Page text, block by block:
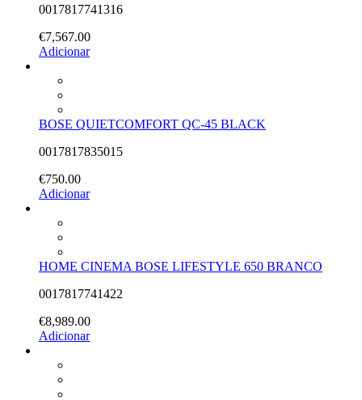
0017817741316
€7,567.00
Adicionar
BOSE QUIETCOMFORT QC-45 BLACK
0017817835015
€750.00
Adicionar
HOME CINEMA BOSE LIFESTYLE 650 BRANCO
0017817741422
€8,989.00
Adicionar